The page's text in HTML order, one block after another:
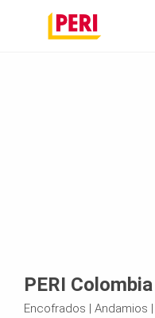
PERI Colombia
Encofrados | Andamios